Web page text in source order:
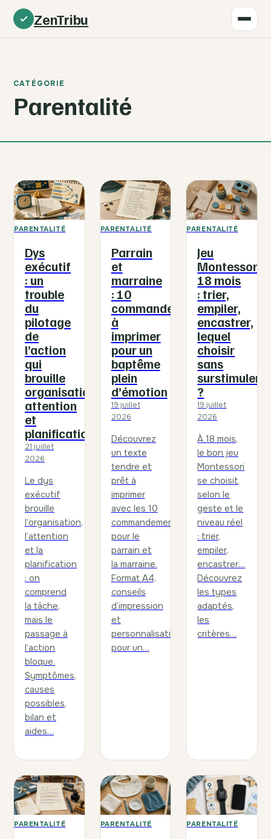
ZenTribu
CATÉGORIE
Parentalité
PARENTALITÉ
Dys
exécutif
: un
trouble
du
pilotage
de
l’action
qui
brouille
organisation,
attention
et
planification
21 juillet
2026
Le dys
exécutif
brouille
l’organisation,
l’attention
et la
planification
: on
comprend
la tâche,
mais le
passage à
l’action
bloque.
Symptômes,
causes
possibles,
bilan et
aides…
PARENTALITÉ
Parrain
et
marraine
: 10
commandements
à
imprimer
pour un
baptême
plein
d’émotion
19 juillet
2026
Découvrez
un texte
tendre et
prêt à
imprimer
avec les 10
commandements
pour le
parrain et
la marraine.
Format A4,
conseils
d’impression
et
personnalisation
pour un…
PARENTALITÉ
Jeu
Montessori
18 mois
: trier,
empiler,
encastrer,
lequel
choisir
sans
surstimuler
?
19 juillet
2026
À 18 mois,
le bon jeu
Montessori
se choisit
selon le
geste et le
niveau réel
: trier,
empiler,
encastrer…
Découvrez
les types
adaptés,
les
critères…
PARENTALITÉ PARENTALITÉ PARENTALITÉ